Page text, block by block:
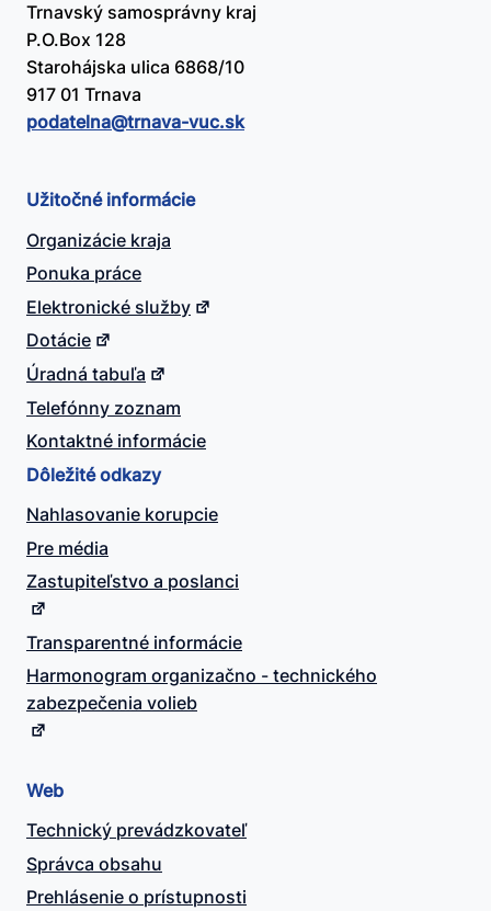
Trnavský samosprávny kraj
P.O.Box 128
Starohájska ulica 6868/10
917 01 Trnava
podatelna@​trnava-vuc.sk
Užitočné informácie
Organizácie kraja
Ponuka práce
Elektronické služby
Dotácie
Úradná tabuľa
Telefónny zoznam
Kontaktné informácie
Dôležité odkazy
Nahlasovanie korupcie
Pre média
Zastupiteľstvo a poslanci
Transparentné informácie
Harmonogram organizačno - technického
zabezpečenia volieb
Web
Technický prevádzkovateľ
Správca obsahu
Prehlásenie o prístupnosti